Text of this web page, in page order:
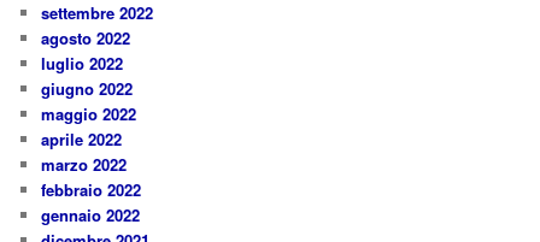
settembre 2022
agosto 2022
luglio 2022
giugno 2022
maggio 2022
aprile 2022
marzo 2022
febbraio 2022
gennaio 2022